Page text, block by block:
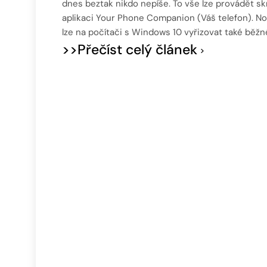
dnes beztak nikdo nepíše. To vše lze provádět
aplikaci Your Phone Companion (Váš telefon).
lze na počítači s Windows 10 vyřizovat také
>>Přečíst celý článek